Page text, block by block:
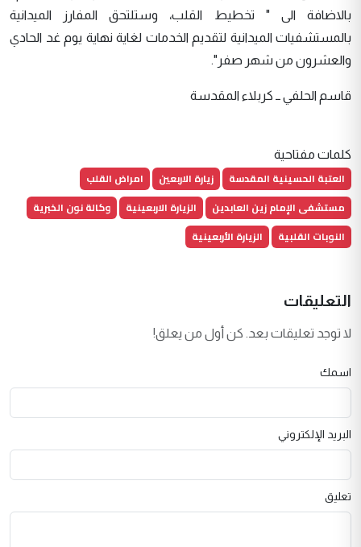
بالاضافة الى " تخطيط القلب، وستلتحق المفارز الميدانية
بالمستشفيات الميدانية لتقديم الخدمات لغاية نهاية يوم غد الحادي
والعشرون من شهر صفر".
قاسم الحلفي ــ كربلاء المقدسة
كلمات مفتاحية
العتبة الحسينية المقدسة زيارة الاربعين
امراض القلب
مستشفى الإمام زين العابدين
الزيارة الاربعينية
وكالة نون الخبرية
النوبات القلبية
الزيارة الأربعينية
التعليقات
لا توجد تعليقات بعد. كن أول من يعلق!
اسمك
البريد الإلكتروني
تعليق